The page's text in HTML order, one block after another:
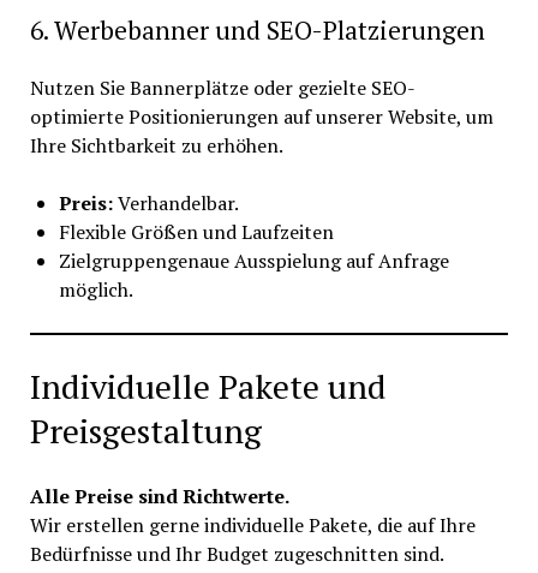
6. Werbebanner und SEO-Platzierungen
Nutzen Sie Bannerplätze oder gezielte SEO-
optimierte Positionierungen auf unserer Website, um
Ihre Sichtbarkeit zu erhöhen.
Preis:Verhandelbar.
Flexible Größen und Laufzeiten
Zielgruppengenaue Ausspielung auf Anfrage
möglich.
Individuelle Pakete und
Preisgestaltung
Alle Preise sind Richtwerte.
Wir erstellen gerne individuelle Pakete, die auf Ihre
Bedürfnisse und Ihr Budget zugeschnitten sind.